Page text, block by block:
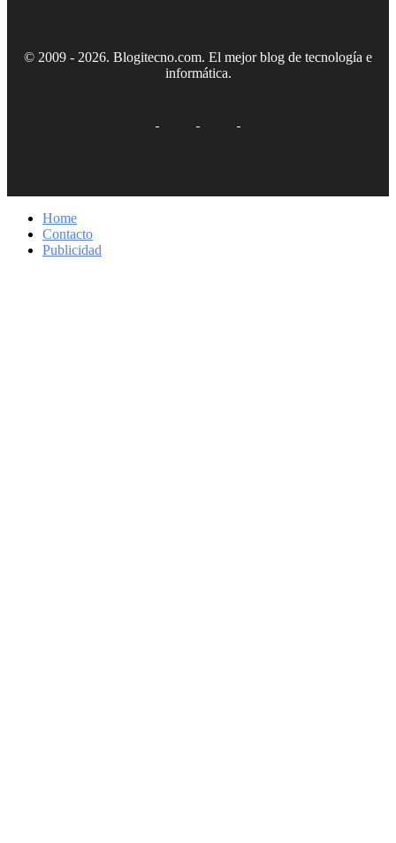
© 2009 - 2026. Blogitecno.com. El mejor blog de tecnología e
informática.
Home
Contacto
Publicidad